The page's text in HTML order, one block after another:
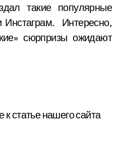
такие популярные
Интересно,
сюрпризы ожидают
статье нашего сайта